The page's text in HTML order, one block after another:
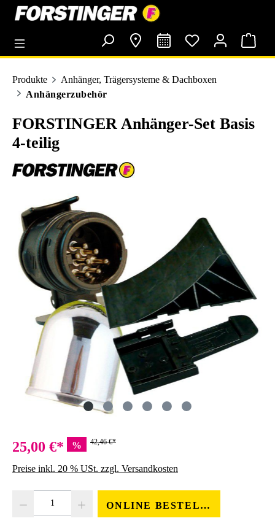
springen
Produkte
Anhänger, Trägersysteme & Dachboxen
Anhängerzubehör
FORSTINGER Anhänger-Set Basis
4-teilig
Bildergalerie überspringen
25,00 €* % 42,46 €*
Preise inkl. 20 % USt. zzgl. Versandkosten
ONLINE BESTELLEN